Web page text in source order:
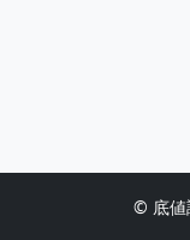
© 底値